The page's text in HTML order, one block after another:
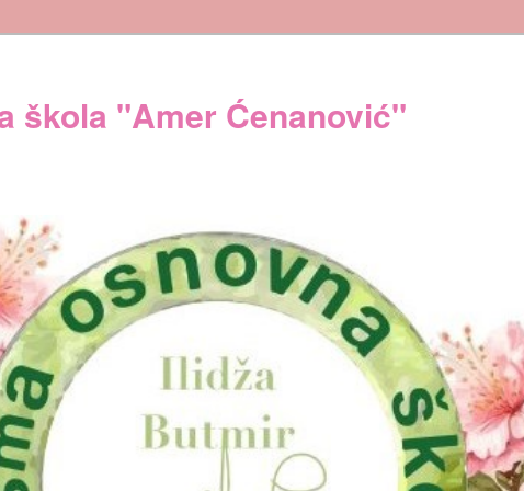
škola "Amer Ćenanović"